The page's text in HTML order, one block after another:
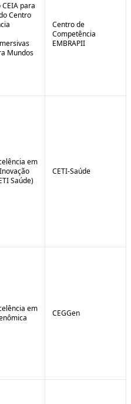
para
Centro
Mundos
Centro de
Competência
EMBRAPII
em
Saúde)
CETI-Saúde
em
CEGGen